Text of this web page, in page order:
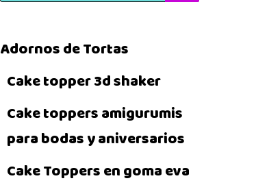
Adornos de Tortas
Cake topper 3d shaker
Cake toppers amigurumis
para bodas y aniversarios
Cake Toppers en goma eva